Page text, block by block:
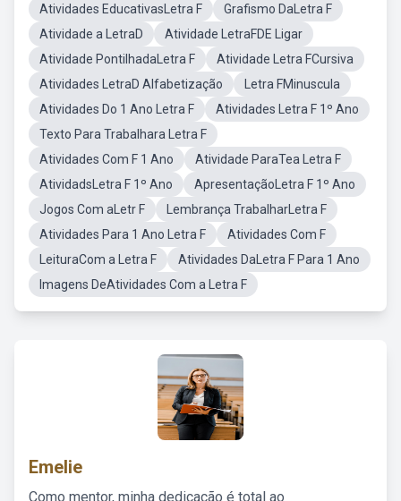
Atividades EducativasLetra F
Grafismo DaLetra F
Atividade a LetraD
Atividade LetraFDE Ligar
Atividade PontilhadaLetra F
Atividade Letra FCursiva
Atividades LetraD Alfabetização
Letra FMinuscula
Atividades Do 1 Ano Letra F
Atividades Letra F 1º Ano
Texto Para Trabalhara Letra F
Atividades Com F 1 Ano
Atividade ParaTea Letra F
AtividadsLetra F 1º Ano
ApresentaçãoLetra F 1º Ano
Jogos Com aLetr F
Lembrança TrabalharLetra F
Atividades Para 1 Ano Letra F
Atividades Com F
LeituraCom a Letra F
Atividades DaLetra F Para 1 Ano
Imagens DeAtividades Com a Letra F
Emelie
Como mentor, minha dedicação é total ao